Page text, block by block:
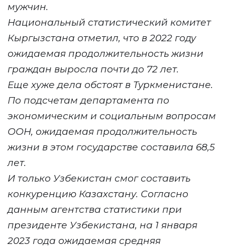
мужчин.
Национальный статистический комитет
Кыргызстана отметил, что в 2022 году
ожидаемая продолжительность жизни
граждан выросла почти до 72 лет.
Еще хуже дела обстоят в Туркменистане.
По подсчетам департамента по
экономическим и социальным вопросам
ООН, ожидаемая продолжительность
жизни в этом государстве составила 68,5
лет.
И только Узбекистан смог составить
конкуренцию Казахстану. Согласно
данным агентства статистики при
президенте Узбекистана, на 1 января
2023 года ожидаемая средняя